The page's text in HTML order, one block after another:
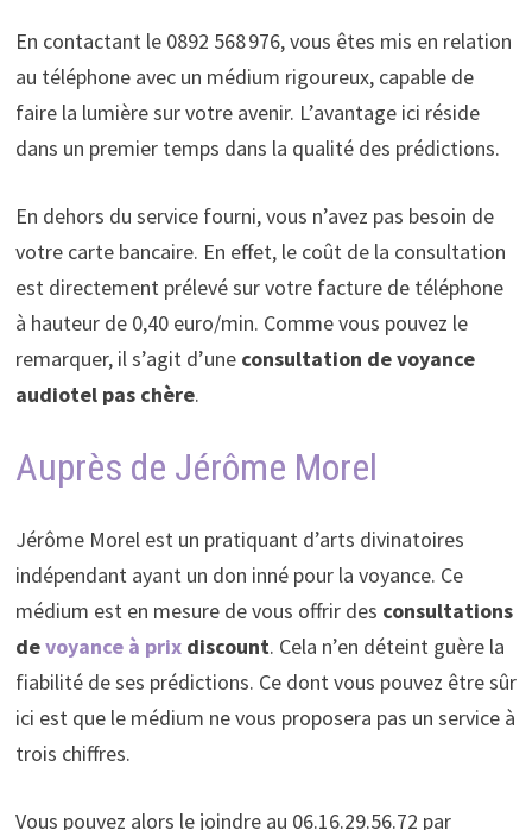
En contactant le 0892 568 976, vous êtes mis en relation
au téléphone avec un médium rigoureux, capable de
faire la lumière sur votre avenir. L’avantage ici réside
dans un premier temps dans la qualité des prédictions.
En dehors du service fourni, vous n’avez pas besoin de
votre carte bancaire. En effet, le coût de la consultation
est directement prélevé sur votre facture de téléphone
à hauteur de 0,40 euro/min. Comme vous pouvez le
remarquer, il s’agit d’une consultation de voyance
audiotel pas chère.
Auprès de Jérôme Morel
Jérôme Morel est un pratiquant d’arts divinatoires
indépendant ayant un don inné pour la voyance. Ce
médium est en mesure de vous offrir des consultations
devoyance à prixdiscount. Cela n’en déteint guère la
fiabilité de ses prédictions. Ce dont vous pouvez être sûr
ici est que le médium ne vous proposera pas un service à
trois chiffres.
Vous pouvez alors le joindre au 06.16.29.56.72 par